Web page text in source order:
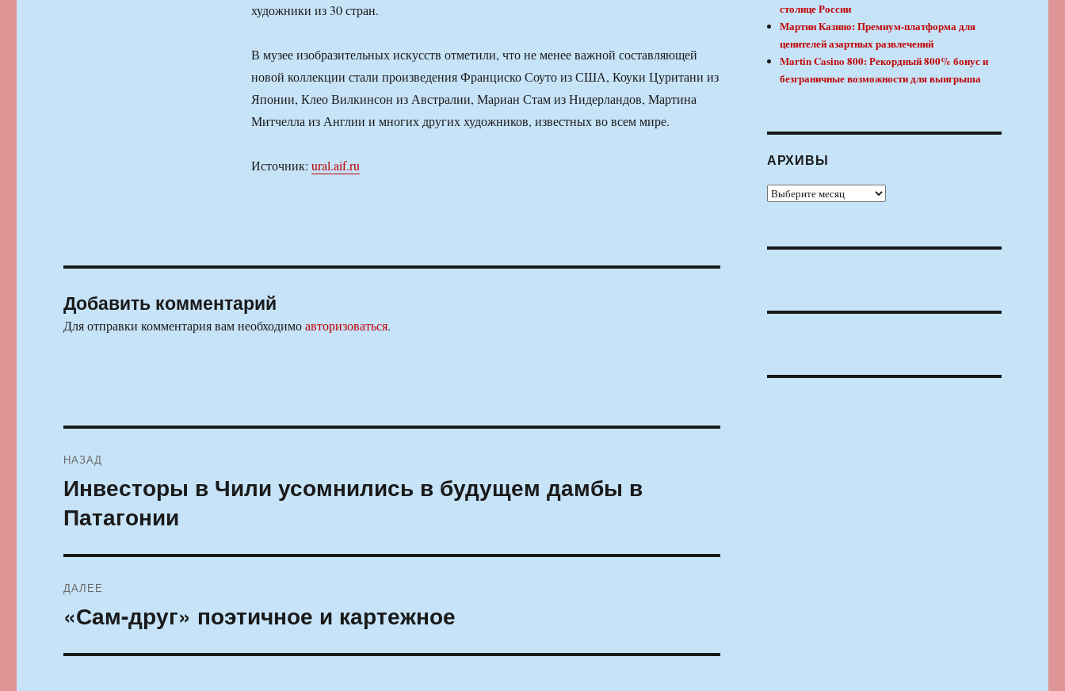
художники из 30 стран.
В музее изобразительных искусств отметили, что не менее важной составляющей
новой коллекции стали произведения Франциско Соуто из США, Коуки Цуритани из
Японии, Клео Вилкинсон из Австралии, Мариан Стам из Нидерландов, Мартина
Митчелла из Англии и многих других художников, известных во всем мире.
Источник: ural.aif.ru
Добавить комментарий
Для отправки комментария вам необходимоавторизоваться.
по
записям
НАЗАД
Предыдущая
Инвесторы в Чили усомнились в будущем дамбы в
Патагонии
ДАЛЕЕ
Следующая
«Сам-друг» поэтичное и картежное
столице России
Мартин Казино: Премиум-платформа для
ценителей азартных развлечений
Martin Casino 800: Рекордный 800% бонус и
безграничные возможности для выигрыша
АРХИВЫ
Архивы